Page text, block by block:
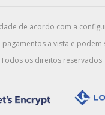
de acordo com a
a vista e
Todos os direitos reservados